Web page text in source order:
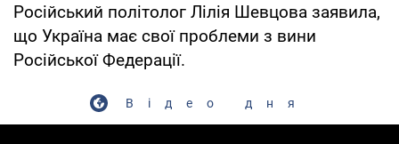
Російський політолог Лілія Шевцова заявила,
що Україна має свої проблеми з вини
Російської Федерації.
Відео дня